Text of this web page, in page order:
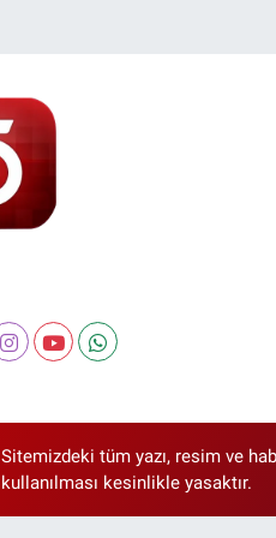
Sitemizdeki tüm yazı, resim ve
kullanılması kesinlikle yasaktır.